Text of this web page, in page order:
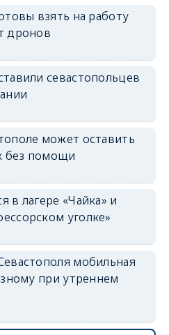
взять на работу
дронов
севастопольцев
может оставить
без помощи
в лагере «Чайка» и
уголке»
мобильная
при утреннем